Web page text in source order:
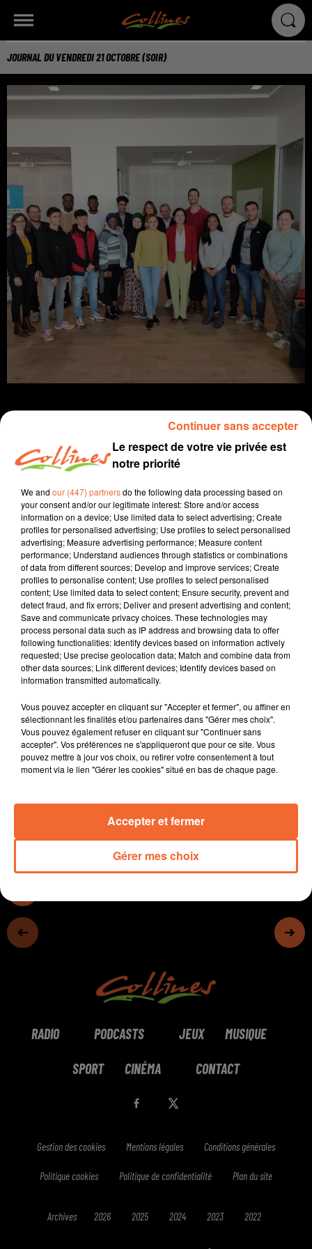
JOURNAL DU VENDREDI 21 OCTOBRE (SOIR)
info
21 octobre 2022 - 17 min 44 sec
JOURNAL DU VENDREDI 21 OCTOBRE (SOIR)
Fabien Gazeau
L'info près de chez vous
Présenté par Fabien Gazeau
- Semaine nationale de l'intégration : Des migrants ont
témoigné hier à la Cité de la jeunesse et des métiers de
Bressuire (photo)
- Les AJT du Bocage organisent une marche rose ce
dimanche à Bressuire
- Fermeture des piscines de l'Agglo2B pour deux mois
cet hiver, les clubs subissent les conséquences
- Reportage ensuite au bowling de Bressuire où les
aînés se sont bien amusés hier
- L'expo de Gurval Bagot à Courlay, il a photographié
une épreuve personnelle
RADIO PODCASTS JEUX MUSIQUE
SPORT CINÉMA CONTACT
Gestion des cookies Mentions légales Conditions générales
Politique cookies Politique de confidentialité Plan du site
Archives 2026 2025 2024 2023 2022
Le respect de votre vie privée est
notre priorité
We and our (447) partnersdo the following data processing based on
your consent and/or our legitimate interest: Store and/or access
information on a device; Use limited data to select advertising; Create
profiles for personalised advertising; Use profiles to select personalised
advertising; Measure advertising performance; Measure content
performance; Understand audiences through statistics or combinations
of data from different sources; Develop and improve services; Create
profiles to personalise content; Use profiles to select personalised
content; Use limited data to select content; Ensure security, prevent and
detect fraud, and fix errors; Deliver and present advertising and content;
Save and communicate privacy choices. These technologies may
process personal data such as IP address and browsing data to offer
following functionalities: Identify devices based on information actively
requested; Use precise geolocation data; Match and combine data from
other data sources; Link different devices; Identify devices based on
information transmitted automatically.
Vous pouvez accepter en cliquant sur "Accepter et fermer", ou affiner en
sélectionnant les finalités et/ou partenaires dans "Gérer mes choix".
Vous pouvez également refuser en cliquant sur "Continuer sans
accepter". Vos préférences ne s'appliqueront que pour ce site. Vous
pouvez mettre à jour vos choix, ou retirer votre consentement à tout
moment via le lien "Gérer les cookies" situé en bas de chaque page.
Gérer mes choix
Accepter et fermer
Continuer sans accepter